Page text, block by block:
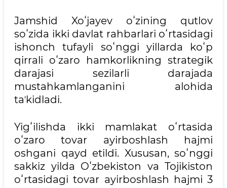
Jamshid Xoʻjayev oʻzining qutlov
soʻzida ikki davlat rahbarlari oʻrtasidagi
ishonch tufayli soʻnggi yillarda koʻp
qirrali oʻzaro hamkorlikning strategik
darajasi sezilarli darajada
mustahkamlanganini alohida
taʼkidladi.
Yigʻilishda ikki mamlakat oʻrtasida
oʻzaro tovar ayirboshlash hajmi
oshgani qayd etildi. Xususan, soʻnggi
sakkiz yilda Oʻzbekiston va Tojikiston
oʻrtasidagi tovar ayirboshlash hajmi 3